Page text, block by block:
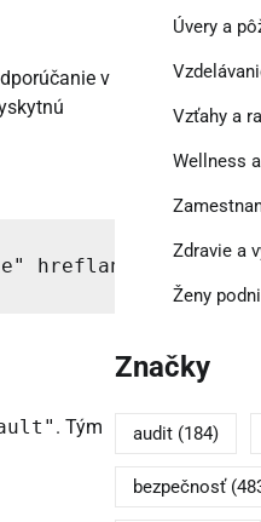
v
hreflang="sk"
. Tým
Úvery a
Vzťahy a
Wellness
Zdravie a
Ženy
Značky
audit(184)
bezpečnosť